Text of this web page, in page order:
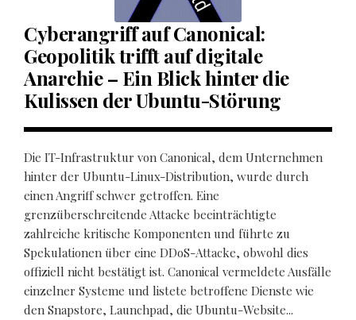
Cyberangriff auf Canonical:
Geopolitik trifft auf digitale
Anarchie – Ein Blick hinter die
Kulissen der Ubuntu-Störung
Die IT-Infrastruktur von Canonical, dem Unternehmen
hinter der Ubuntu-Linux-Distribution, wurde durch
einen Angriff schwer getroffen. Eine
grenzüberschreitende Attacke beeinträchtigte
zahlreiche kritische Komponenten und führte zu
Spekulationen über eine DDoS-Attacke, obwohl dies
offiziell nicht bestätigt ist. Canonical vermeldete Ausfälle
einzelner Systeme und listete betroffene Dienste wie
den Snapstore, Launchpad, die Ubuntu-Website...